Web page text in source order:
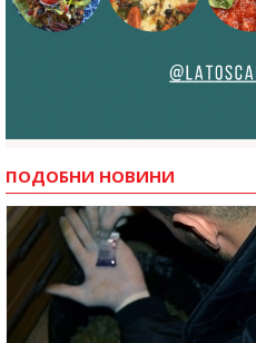
ПОДОБНИ НОВИНИ